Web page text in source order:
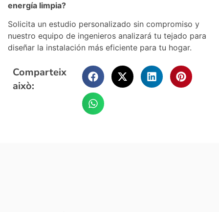
energía limpia?
Solicita un estudio personalizado sin compromiso y
nuestro equipo de ingenieros analizará tu tejado para
diseñar la instalación más eficiente para tu hogar.
Comparteix
això: